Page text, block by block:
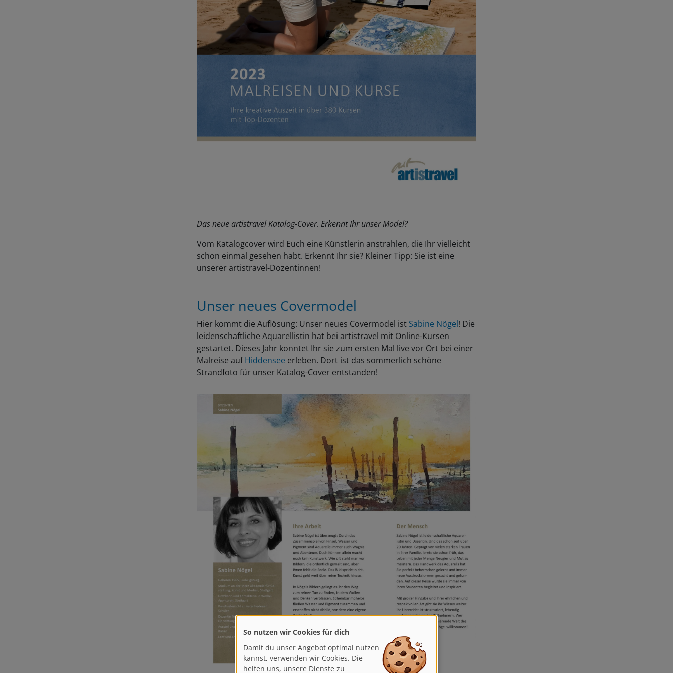
Das neue artistravel Katalog-Cover. Erkennt Ihr unser Model?
Vom Katalogcover wird Euch eine Künstlerin anstrahlen, die Ihr vielleicht
schon einmal gesehen habt. Erkennt Ihr sie? Kleiner Tipp: Sie ist eine
unserer artistravel-Dozentinnen!
Unser neues Covermodel
Hier kommt die Auflösung: Unser neues Covermodel ist Sabine Nögel! Die
leidenschaftliche Aquarellistin hat bei artistravel mit Online-Kursen
gestartet. Dieses Jahr konntet Ihr sie zum ersten Mal live vor Ort bei einer
Malreise aufHiddensee erleben. Dort ist das sommerlich schöne
Strandfoto für unser Katalog-Cover entstanden!
kannst, verwenden wir Cookies. Die
helfen uns, unsere Dienste zu